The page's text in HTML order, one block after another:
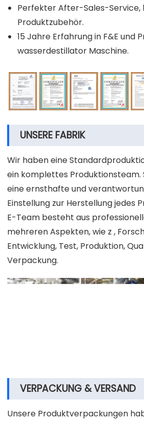
Perfekter After-Sales-Service,
Produktzubehör.
15 Jahre Erfahrung in F&E und
wasserdestillator Maschine.
UNSERE FABRIK
Wir haben eine
ein komplettes Produktionsteam.
eine ernsthafte und
Einstellung zur Herstellung jedes
E-Team besteht aus
mehreren Aspekten, wie z ,
Entwicklung, Test, Produktion,
Verpackung.
VERPACKUNG & VERSAND
Unsere Produktverpackungen